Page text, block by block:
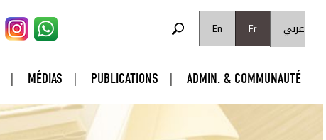
En
Fr عربي FORMULAIRE DE RECHERCHE
MÉDIAS PUBLICATIONS ADMIN. & COMMUNAUTÉ